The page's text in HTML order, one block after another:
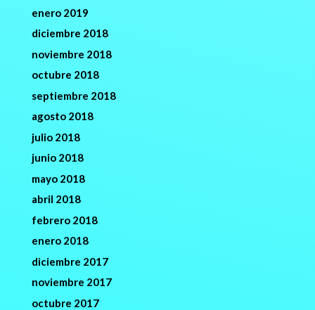
enero 2019
diciembre 2018
noviembre 2018
octubre 2018
septiembre 2018
agosto 2018
julio 2018
junio 2018
mayo 2018
abril 2018
febrero 2018
enero 2018
diciembre 2017
noviembre 2017
octubre 2017